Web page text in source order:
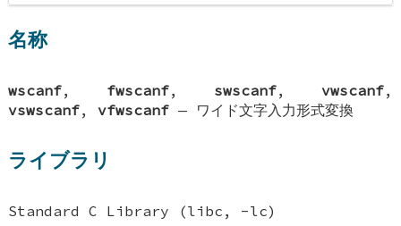
名称
wscanf, fwscanf, swscanf, vwscanf,
vswscanf,vfwscanf — ワイド文字入力形式変換
ライブラリ
Standard C Library (libc, -lc)